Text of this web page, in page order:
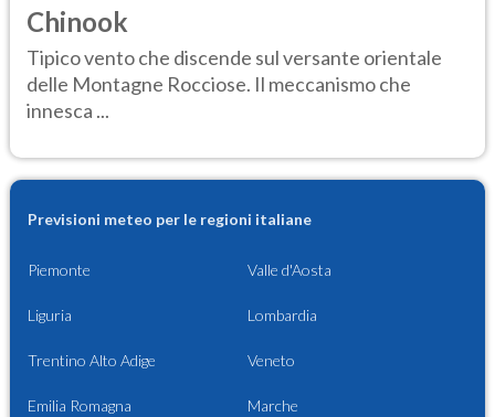
Chinook
Tipico vento che discende sul versante orientale
delle Montagne Rocciose. Il meccanismo che
innesca ...
Previsioni meteo per le regioni italiane
Piemonte Valle d'Aosta
Liguria Lombardia
Trentino Alto Adige Veneto
Emilia Romagna Marche